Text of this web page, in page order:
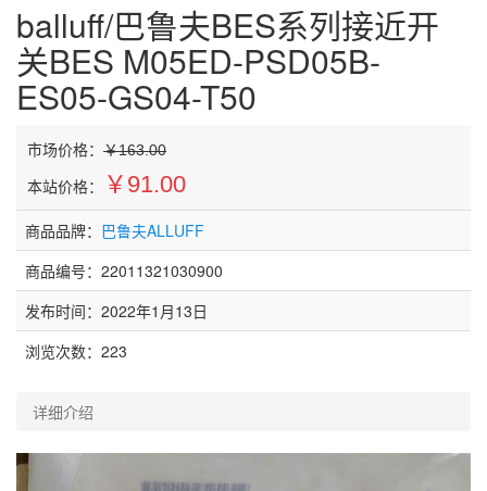
balluff/巴鲁夫BES系列接近开
关BES M05ED-PSD05B-
ES05-GS04-T50
市场价格： ￥163.00
本站价格： ￥91.00
商品品牌： 巴鲁夫ALLUFF
商品编号：22011321030900
发布时间：2022年1月13日
浏览次数： 223
详细介绍